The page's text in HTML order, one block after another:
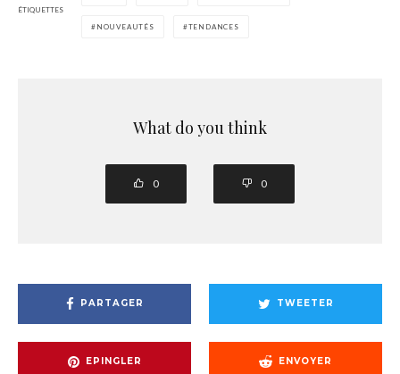
ÉTIQUETTES
NOUVEAUTÉS TENDANCES
What do you think
0 0
PARTAGER TWEETER
EPINGLER ENVOYER